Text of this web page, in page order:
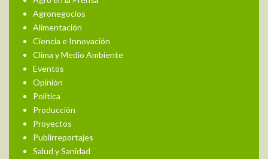
Agronegocios
Alimentación
Ciencia e Innovación
Clima y Medio Ambiente
Eventos
Opinión
Política
Producción
Proyectos
Publirreportajes
Salud y Sanidad